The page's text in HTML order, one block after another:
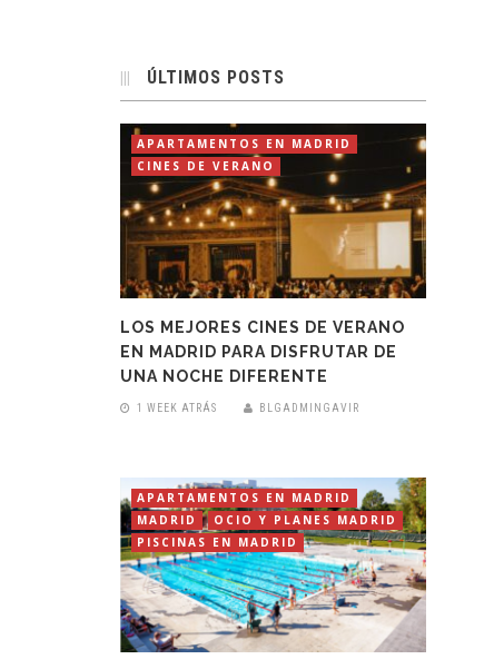
ÚLTIMOS POSTS
APARTAMENTOS EN MADRID
CINES DE VERANO
LOS MEJORES CINES DE VERANO
EN MADRID PARA DISFRUTAR DE
UNA NOCHE DIFERENTE
1 WEEK ATRÁS BLGADMINGAVIR
APARTAMENTOS EN MADRID
MADRID
OCIO Y PLANES MADRID
PISCINAS EN MADRID